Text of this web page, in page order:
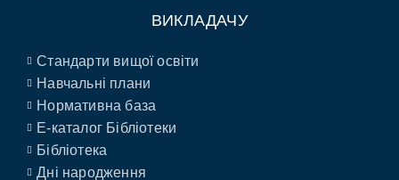
ВИКЛАДАЧУ
Стандарти вищої освіти
Навчальні плани
Нормативна база
E-каталог Бібліотеки
Бібліотека
Дні народження